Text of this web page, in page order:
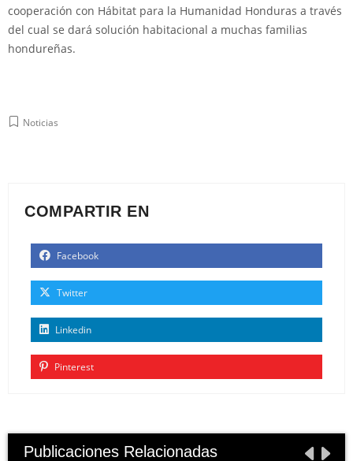
cooperación con Hábitat para la Humanidad Honduras a través
del cual se dará solución habitacional a muchas familias
hondureñas.
Noticias
COMPARTIR EN
Facebook
Twitter
Linkedin
Pinterest
Publicaciones Relacionadas